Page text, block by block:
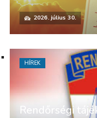
2026. július 30.
Rendőrségi
HÍREK